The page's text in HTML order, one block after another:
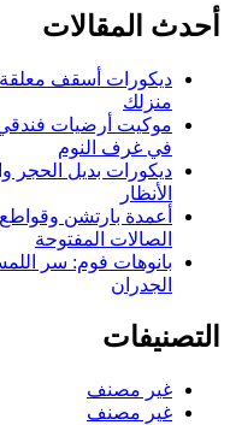
أحدث المقالات
ديكورات أسقف
منزلك
موكيت أرضيات فندقي:
في غرف النوم
ديكورات بديل الحجر
الأنظار
أعمدة بارتشن
الصالات المفتوحة
بانوهات فوم: سر
الجدران
التصنيفات
غير مصنف
غير مصنف